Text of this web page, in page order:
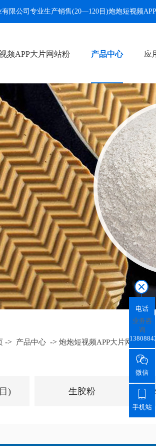
限公司专业生产销售(20—120目)炮炮短视频
频APP大片网站粉 产品中心 应
-> 产品中心 -> 炮炮短视频APP大片网站颗粒
) 生胶粉
电话
业务咨
询

微信

手机站